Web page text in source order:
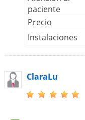
paciente
Precio
Instalaciones
ClaraLu